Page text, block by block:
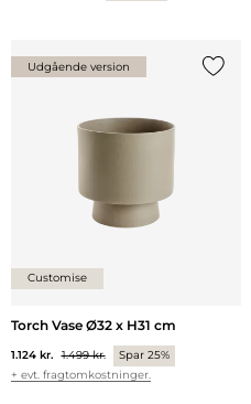
Udgående version
Customise
Torch Vase Ø32 x H31 cm
1.124 kr. 1.499 kr.
Spar 25%
+ evt. fragtomkostninger.